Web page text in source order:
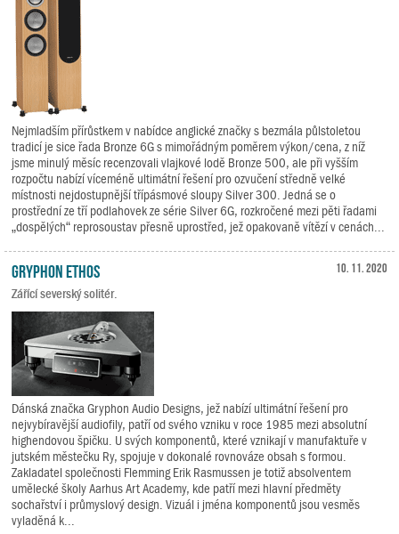
Nejmladším přírůstkem v nabídce anglické značky s bezmála půlstoletou
tradicí je sice řada Bronze 6G s mimořádným poměrem výkon/cena, z níž
jsme minulý měsíc recenzovali vlajkové lodě Bronze 500, ale při vyšším
rozpočtu nabízí víceméně ultimátní řešení pro ozvučení středně velké
místnosti nejdostupnější třípásmové sloupy Silver 300. Jedná se o
prostřední ze tří podlahovek ze série Silver 6G, rozkročené mezi pěti řadami
„dospělých“ reprosoustav přesně uprostřed, jež opakovaně vítězí v cenách...
10. 11. 2020
Gryphon Ethos
Zářící severský solitér.
Dánská značka Gryphon Audio Designs, jež nabízí ultimátní řešení pro
nejvybíravější audiofily, patří od svého vzniku v roce 1985 mezi absolutní
highendovou špičku. U svých komponentů, které vznikají v manufaktuře v
jutském městečku Ry, spojuje v dokonalé rovnováze obsah s formou.
Zakladatel společnosti Flemming Erik Rasmussen je totiž absolventem
umělecké školy Aarhus Art Academy, kde patří mezi hlavní předměty
sochařství i průmyslový design. Vizuál i jména komponentů jsou vesměs
vyladěná k...